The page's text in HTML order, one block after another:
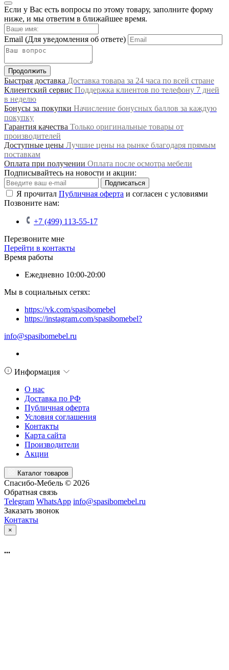
Если у Вас есть вопросы по этому товару, заполните форму
ниже, и мы ответим в ближайшее время.
Email (Для уведомления об ответе)
Продолжить
Быстрая доставка Доставка товара за 24 часа по всей стране
Клиентский сервис Поддержка клиентов по телефону 7 дней
в неделю
Бонусы за покупки Начисление бонусных баллов за каждую
покупку
Гарантия качества Только оригинальные товары от
производителей
Доступные цены Лучшие цены на рынке благодаря прямым
поставкам
Оплата при получении Оплата после осмотра мебели
Подписывайтесь на новости и акции:
Подписаться
Я прочитал Публичная оферта и согласен с условиями
Позвоните нам:
+7 (499) 113-55-17
Перезвоните мне
Перейти в контакты
Время работы
Ежедневно 10:00-20:00
Мы в социальных сетях:
https://vk.com/spasibomebel
https://instagram.com/spasibomebel?
info@spasibomebel.ru
Информация
О нас
Доставка по РФ
Публичная оферта
Условия соглашения
Контакты
Карта сайта
Производители
Акции
Каталог товаров
Спасибо-Мебель © 2026
Обратная связь
Telegram WhatsApp info@spasibomebel.ru
Заказать звонок
Контакты
×
...